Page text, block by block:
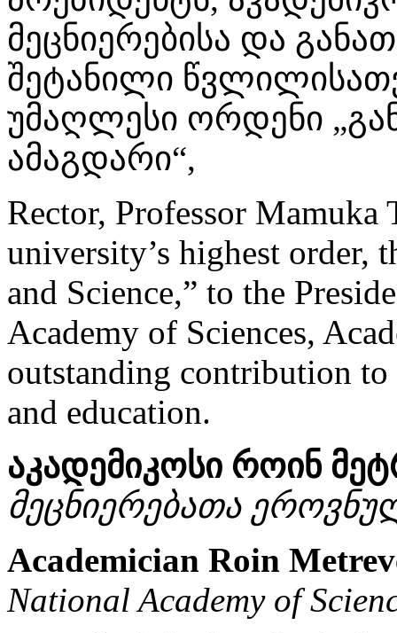
მეცნიერებისა და
შეტანილი
უმაღლესი ორდენი
ამაგდარი“,
Rector, Professor Mamuka
university’s highest order,
and Science,” to the
Academy of Sciences,
outstanding contribution to
and education.
აკადემიკოსი როინ
მეცნიერებათა
Academician Roin
National Academy of